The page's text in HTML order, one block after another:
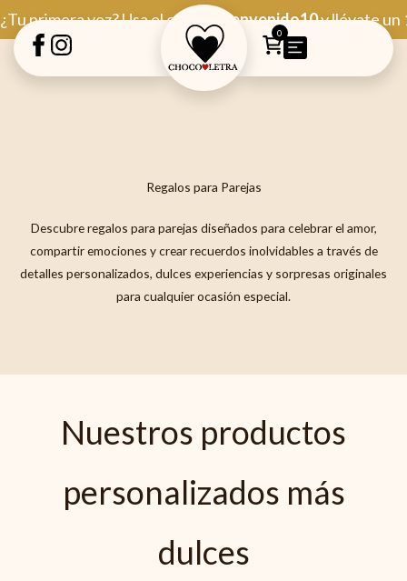
al
contenido
¿Tu primera vez? Usa el código Bienvenido10y llévate un
0
Regalos para Parejas
Descubre regalos para parejas diseñados para celebrar el amor,
compartir emociones y crear recuerdos inolvidables a través de
detalles personalizados, dulces experiencias y sorpresas originales
para cualquier ocasión especial.
Nuestros productos
personalizados más
dulces